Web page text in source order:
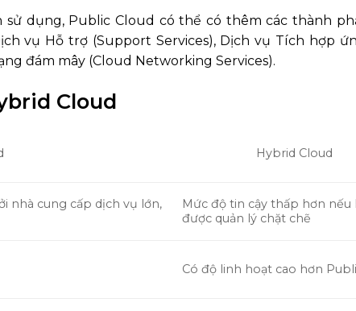
dụng, Public Cloud có thể có thêm các thành
vụ Hỗ trợ (Support Services), Dịch vụ Tích hợp
đám mây (Cloud Networking Services).
Cloud
Hybrid Cloud
nhà cung cấp dịch vụ lớn,
Mức độ tin cậy thấp hơn nếu
được quản lý chặt chẽ
Có độ linh hoạt cao hơn